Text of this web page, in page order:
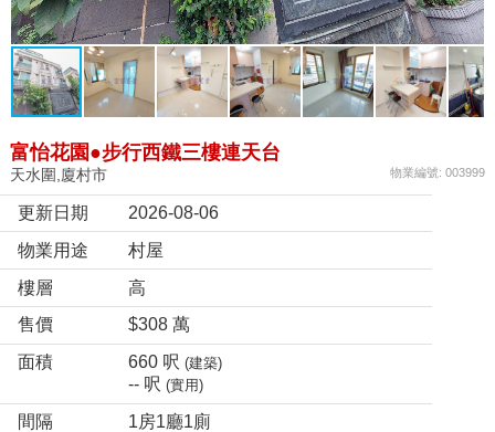
富怡花園●步行西鐵三樓連天台
天水圍,廈村市 物業編號: 003999
更新日期
2026-08-06
物業用途
村屋
樓層
高
售價
$308 萬
面積
660 呎 (建築)
-- 呎 (實用)
間隔
1房1廳1廁